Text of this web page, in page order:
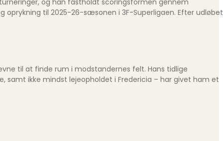
oprykning til 2025-26-sæsonen i 3F-Superligaen. Efter udløbet
til at finde rum i modstandernes felt. Hans tidlige
ikke mindst lejeopholdet i Fredericia – har givet ham et